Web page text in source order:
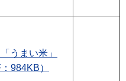
うまい米」
984KB）